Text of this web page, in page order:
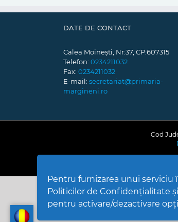
Pentru furnizarea unui serviciu
Politicilor de Confidențialitate și
pentru activare/dezactivare
DATE DE CONTACT
Calea Moinești, Nr:37, CP:607315
Telefon: 0234211032
Fax: 0234211032
E-mail: secretariat@primaria-
margineni.ro
Cod